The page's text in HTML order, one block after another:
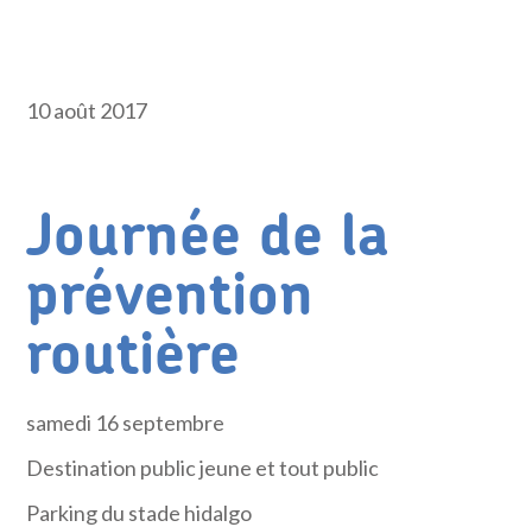
10 août 2017
Journée de la
prévention
routière
samedi 16 septembre
Destination public jeune et tout public
Parking du stade hidalgo